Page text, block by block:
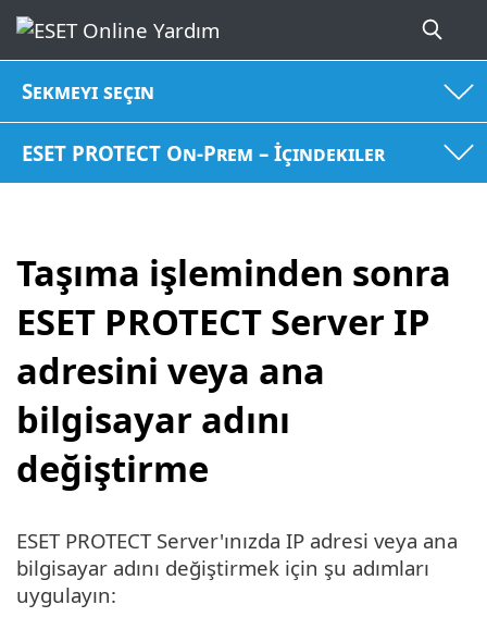
Sekmeyi seçin
ESET PROTECT On-Prem – İçindekiler
Taşıma işleminden sonra
ESET PROTECT Server IP
adresini veya ana
bilgisayar adını
değiştirme
ESET PROTECT Server'ınızda IP adresi veya ana
bilgisayar adını değiştirmek için şu adımları
uygulayın: